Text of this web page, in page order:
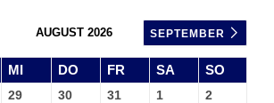
AUGUST 2026 SEPTEMBER
MI DO FR SA SO
29 30 31 1 2